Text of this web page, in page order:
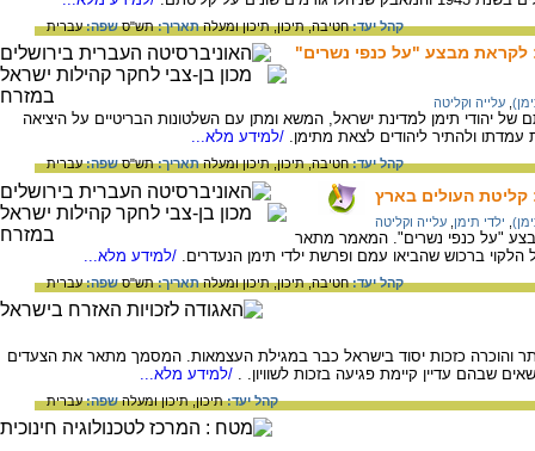
קהל יעד:חטיבה,תיכון,תיכון ומעלהתאריך:תש"סשפה:עברית
: לקראת מבצע "על כנפי נשרים"
עלייה וקליטה
יהודי תימן למדינת ישראל, המשא ומתן עם השלטונות הבריטיים על היציאה
ולהתיר ליהודים לצאת מתימן. /למידע מלא...
קהל יעד:חטיבה,תיכון,תיכון ומעלהתאריך:תש"סשפה:עברית
קליטת העולים בארץ
ילדי תימן עלייה וקליטה
"על כנפי נשרים". המאמר מתאר
ברכוש שהביאו עמם ופרשת ילדי תימן הנעדרים. /למידע מלא...
קהל יעד:חטיבה,תיכון,תיכון ומעלהתאריך:תש"סשפה:עברית
והוכרה כזכות יסוד בישראל כבר במגילת העצמאות. המסמך מתאר את הצעדים
שבהם עדיין קיימת פגיעה בזכות לשוויון. .
/למידע מלא...
קהל יעד:תיכון,תיכון ומעלהשפה:עברית